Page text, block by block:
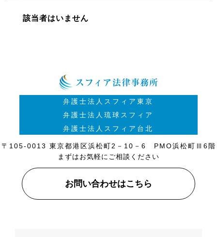
該当者はいません
弁護士法人スフィア東京
弁護士法人琉球スフィア
弁護士法人スフィア台北
〒105-0013 東京都港区浜松町2－10－6 PMO浜松町Ⅲ6階
まずはお気軽にご相談ください
お問い合わせはこちら